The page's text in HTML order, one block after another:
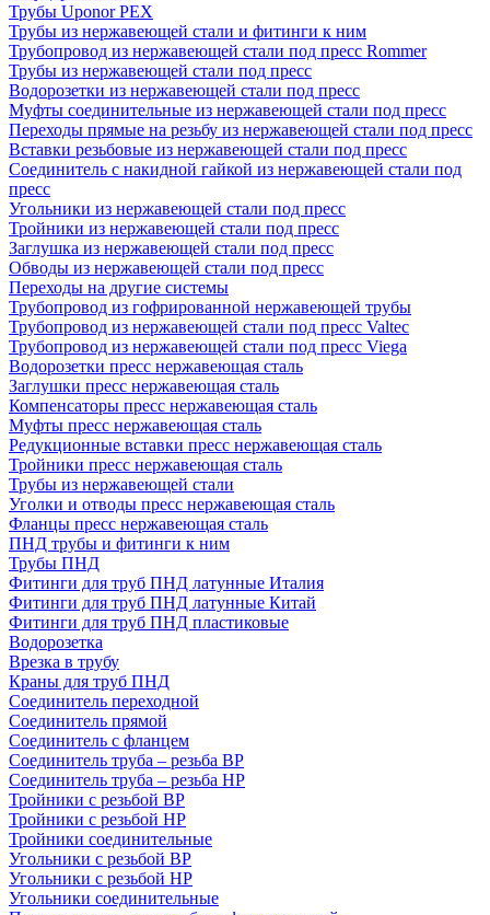
Трубы Uponor PEX
Трубы из нержавеющей стали и фитинги к ним
Трубопровод из нержавеющей стали под пресс Rommer
Трубы из нержавеющей стали под пресс
Водорозетки из нержавеющей стали под пресс
Муфты соединительные из нержавеющей стали под пресс
Переходы прямые на резьбу из нержавеющей стали под пресс
Вставки резьбовые из нержавеющей стали под пресс
Соединитель с накидной гайкой из нержавеющей стали под
пресс
Угольники из нержавеющей стали под пресс
Тройники из нержавеющей стали под пресс
Заглушка из нержавеющей стали под пресс
Обводы из нержавеющей стали под пресс
Переходы на другие системы
Трубопровод из гофрированной нержавеющей трубы
Трубопровод из нержавеющей стали под пресс Valtec
Трубопровод из нержавеющей стали под пресс Viega
Водорозетки пресс нержавеющая сталь
Заглушки пресс нержавеющая сталь
Компенсаторы пресс нержавеющая сталь
Муфты пресс нержавеющая сталь
Редукционные вставки пресс нержавеющая сталь
Тройники пресс нержавеющая сталь
Трубы из нержавеющей стали
Уголки и отводы пресс нержавеющая сталь
Фланцы пресс нержавеющая сталь
ПНД трубы и фитинги к ним
Трубы ПНД
Фитинги для труб ПНД латунные Италия
Фитинги для труб ПНД латунные Китай
Фитинги для труб ПНД пластиковые
Водорозетка
Врезка в трубу
Краны для труб ПНД
Соединитель переходной
Соединитель прямой
Соединитель с фланцем
Соединитель труба – резьба ВР
Соединитель труба – резьба НР
Тройники с резьбой ВР
Тройники с резьбой НР
Тройники соединительные
Угольники с резьбой ВР
Угольники с резьбой НР
Угольники соединительные